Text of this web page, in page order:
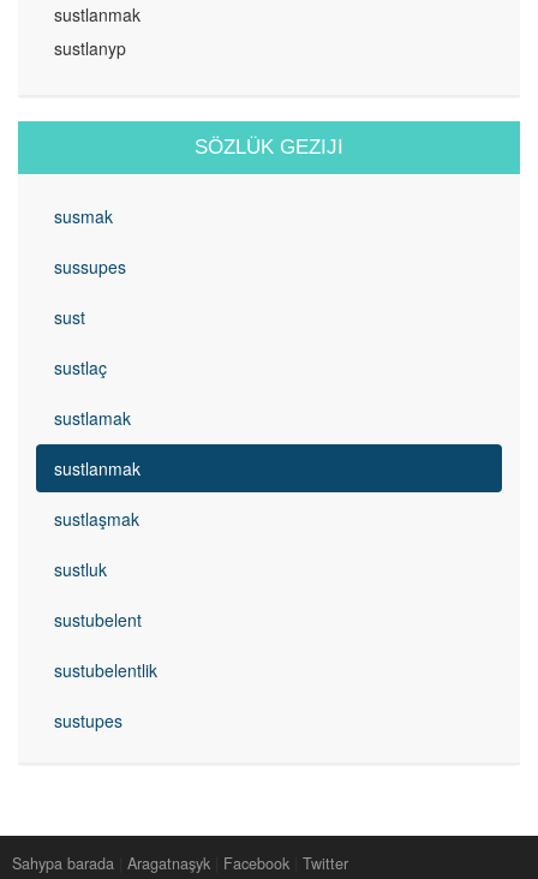
sustlanmak
sustlanyp
SÖZLÜK GEZIJI
susmak
sussupes
sust
sustlaç
sustlamak
sustlanmak
sustlaşmak
sustluk
sustubelent
sustubelentlik
sustupes
Sahypa barada Aragatnaşyk Facebook Twitter